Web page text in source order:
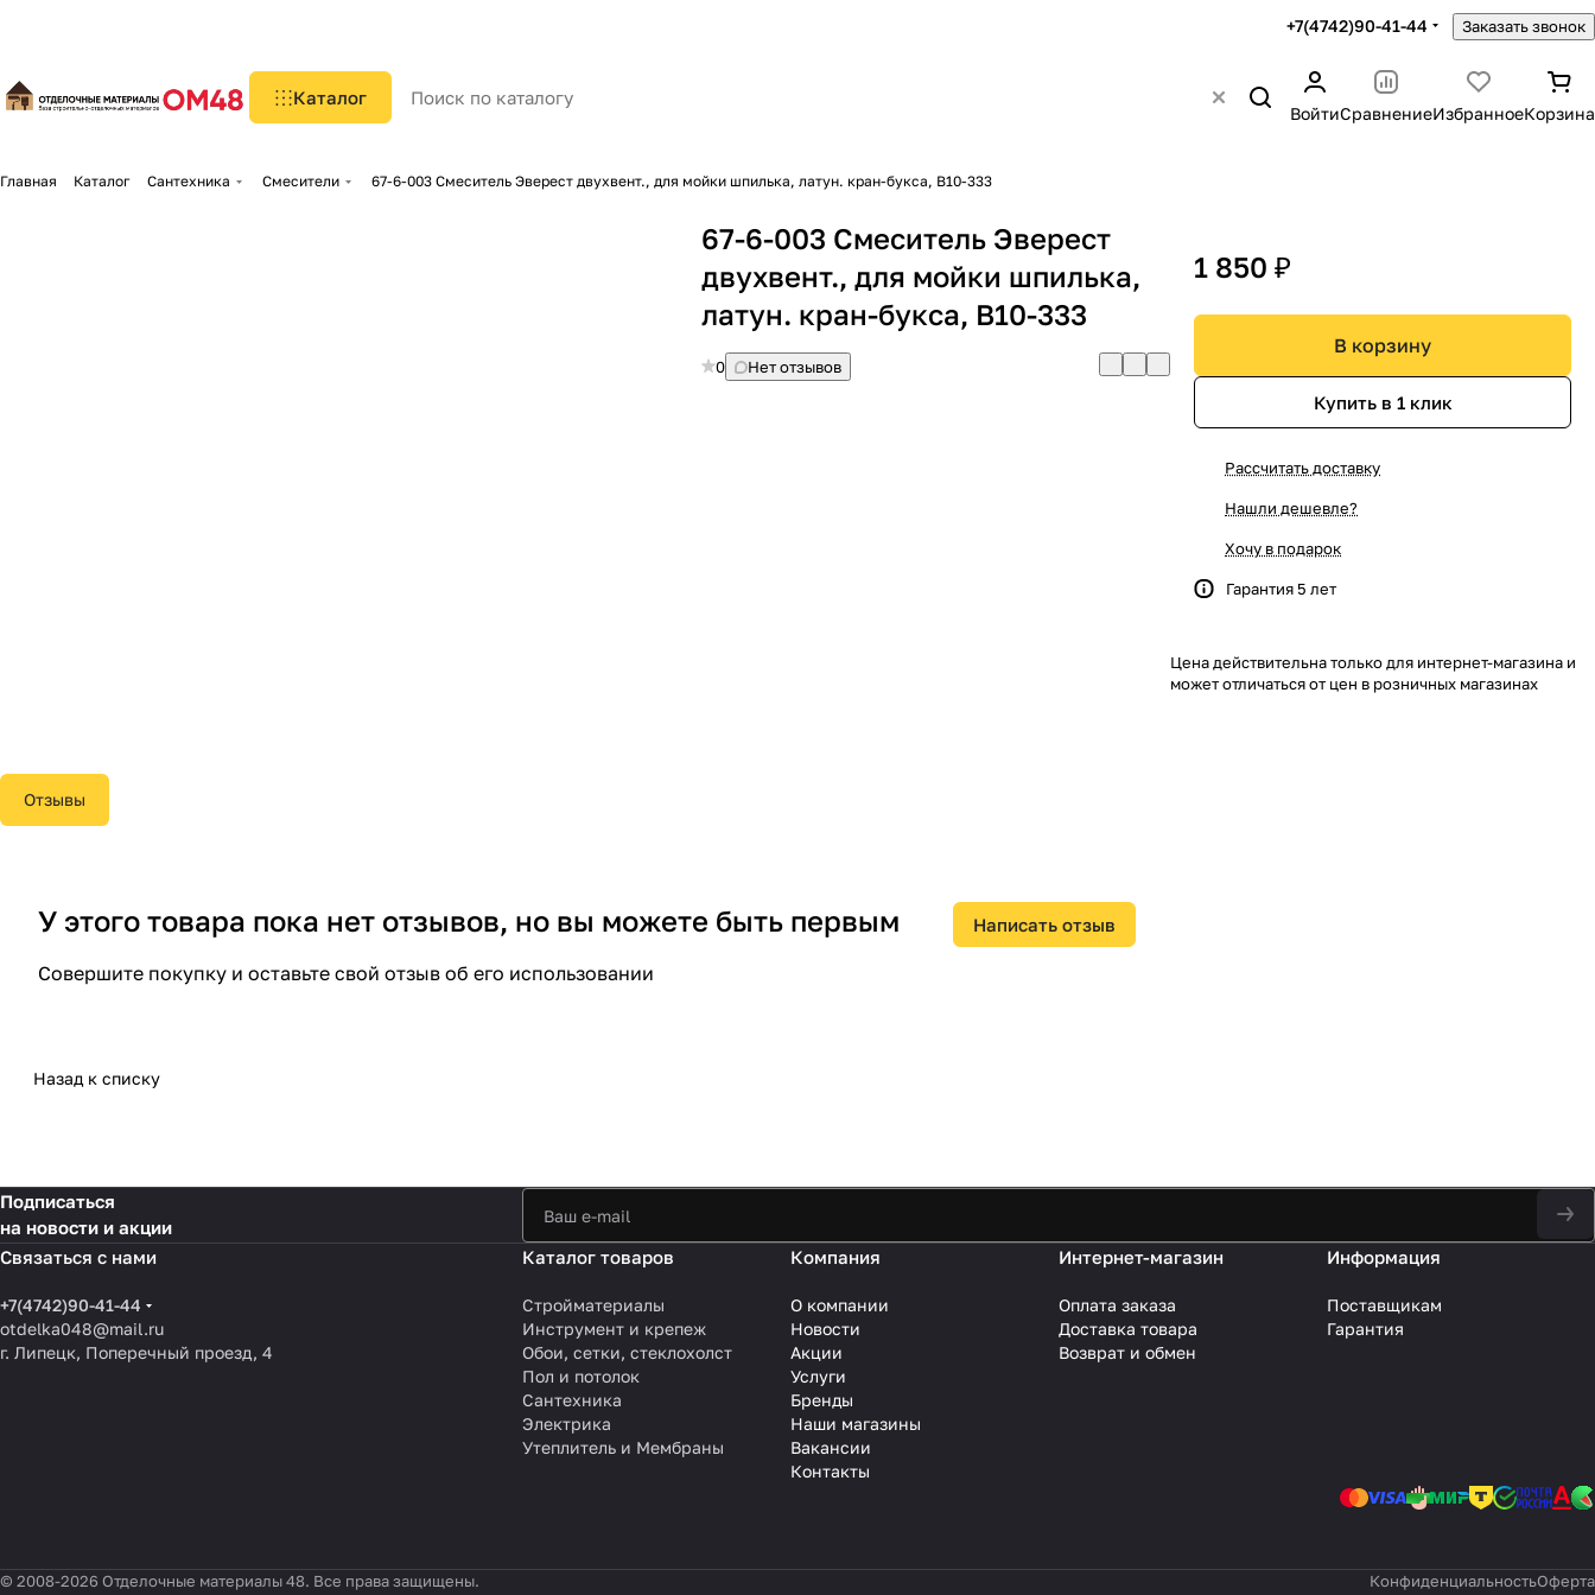
+7(4742)90-41-44 Заказать звонок
Каталог
ВойтиСравнениеИзбранноеКорзина
Главная Каталог Сантехника Смесители 67-6-003 Смеситель Эверест двухвент., для мойки шпилька, латун. кран-букса, В10-333
67-6-003 Смеситель Эверест
двухвент., для мойки шпилька,
латун. кран-букса, В10-333
0 Нет отзывов
1 850 ₽
В корзину
Купить в 1 клик
Рассчитать доставку
Нашли дешевле?
Хочу в подарок
Гарантия 5 лет
Цена действительна только для интернет-магазина и
может отличаться от цен в розничных магазинах
Отзывы
У этого товара пока нет отзывов, но вы можете быть первым
Совершите покупку и оставьте свой отзыв об его использовании
Написать отзыв
Назад к списку
Подписаться
на новости и акции
Связаться с нами
+7(4742)90-41-44
otdelka048@mail.ru
г. Липецк, Поперечный проезд, 4
Каталог товаров
Стройматериалы
Инструмент и крепеж
Обои, сетки, стеклохолст
Пол и потолок
Сантехника
Электрика
Утеплитель и Мембраны
Компания
О компании
Новости
Акции
Услуги
Бренды
Наши магазины
Вакансии
Контакты
Интернет-магазин
Оплата заказа
Доставка товара
Возврат и обмен
Информация
Поставщикам
Гарантия
© 2008-2026 Отделочные материалы 48. Все права защищены. КонфиденциальностьОферта